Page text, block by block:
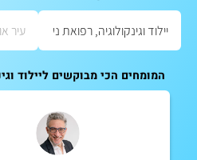
המומחים הכי מבוקשים ליילוד